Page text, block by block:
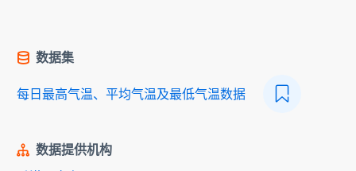
数据集
每日最高气温、平均气温及最低气温数据
数据提供机构